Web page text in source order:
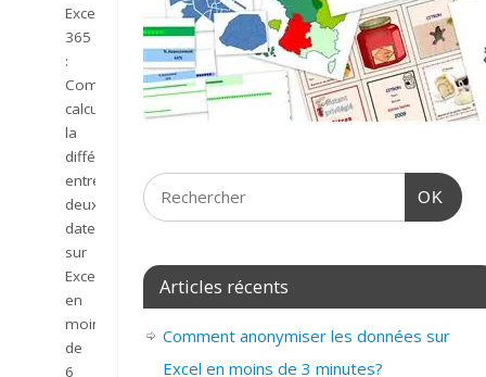
Excel
365
:
Comment
calculer
la
différence
entre
deux
dates
sur
Excel
en
moins
de
6
OK
Articles récents
Comment anonymiser les données sur
Excel en moins de 3 minutes?